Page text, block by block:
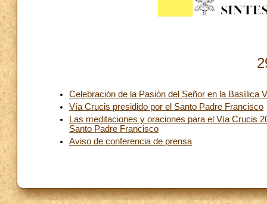
Celebración de la Pasión del Señor en la Basílica
Vía Crucis presidido por el Santo Padre Francisco
Las meditaciones y oraciones para el Vía Crucis
Santo Padre Francisco
Aviso de conferencia de prensa